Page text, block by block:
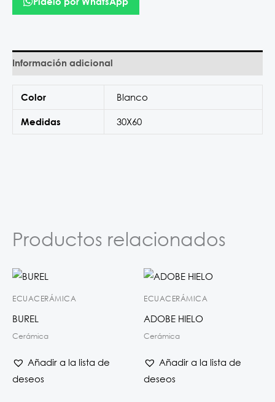
Información adicional
Color Blanco
Medidas 30X60
Productos relacionados
ECUACERÁMICA
BUREL
Cerámica
Añadir a la lista de
deseos
ECUACERÁMICA
ADOBE HIELO
Cerámica
Añadir a la lista de
deseos